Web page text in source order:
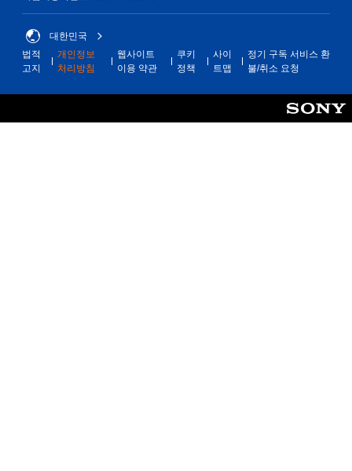
대한민국
법적
고지
개인정보
처리방침
웹사이트
이용 약관
쿠키
정책
사이
트맵
정기 구독 서비스 환
불/취소 요청